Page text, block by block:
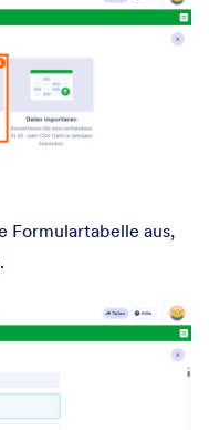
Formulartabelle aus,